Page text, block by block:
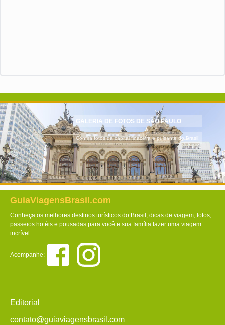
GALERIA DE FOTOS DE SÃO PAULO
Confira fotos da capital finaceira e pulsante do Brasil!
GuiaViagensBrasil.com
Conheça os melhores destinos turísticos do Brasil, dicas de viagem, fotos,
passeios hotéis e pousadas para você e sua família fazer uma viagem
incrível.
Acompanhe:
Editorial
contato@guiaviagensbrasil.com